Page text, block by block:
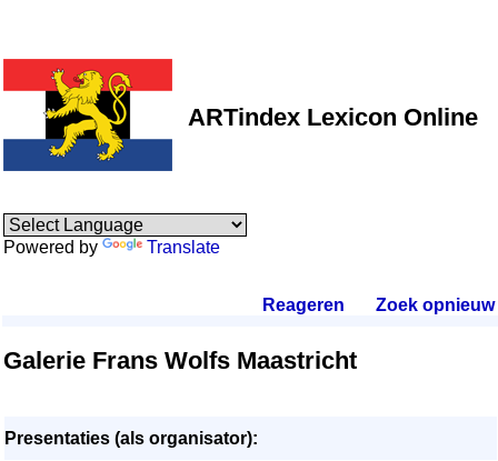
ARTindex Lexicon Online
Powered by Translate
Reageren Zoek opnieuw.
Galerie Frans Wolfs Maastricht
Presentaties (als organisator):